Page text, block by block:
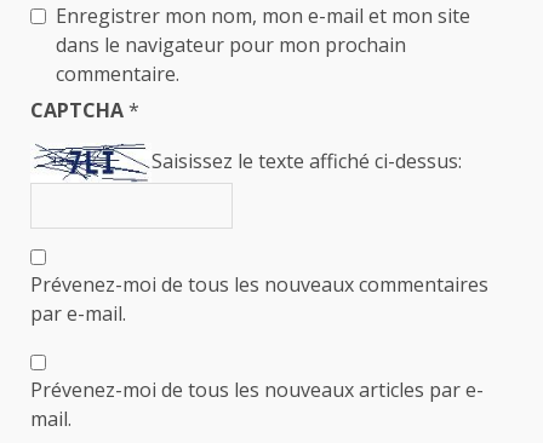
Enregistrer mon nom, mon e-mail et mon site
dans le navigateur pour mon prochain
commentaire.
CAPTCHA*
Saisissez le texte affiché ci-dessus:
Prévenez-moi de tous les nouveaux commentaires
par e-mail.
Prévenez-moi de tous les nouveaux articles par e-
mail.